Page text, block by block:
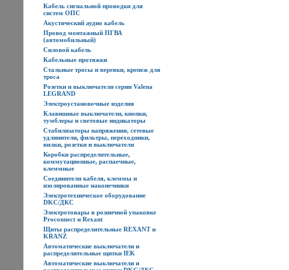
Кабель сигнальной проводки для
систем ОПС
Акустический аудио кабель
Провод монтажный ПГВА
(автомобильный)
Силовой кабель
Кабельные протяжки
Стальные тросы и веревки, крепеж для
троса
Розетки и выключатели серии Valena
LEGRAND
Электроустановочные изделия
Клавишные выключатели, кнопки,
тумблеры и световые индикаторы
Стабилизаторы напряжения, сетевые
удлинители, фильтры, переходники,
вилки, розетки и выключатели
Коробки распределительные,
коммутационные, распаечные,
клеммные
Соединители кабеля, клеммы и
изолированные наконечники
Электротехническое оборудование
DKC/ДКС
Электротовары в розничной упаковке
Proconnect и Rexant
Щиты распределительные REXANT и
KRANZ
Автоматические выключатели и
распределительные щитки IEK
Автоматические выключатели и